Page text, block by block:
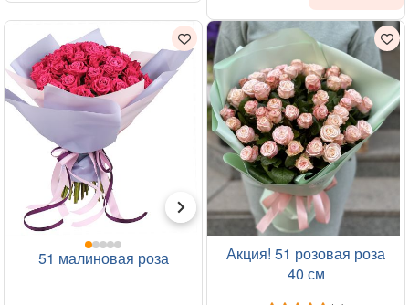
51 малиновая роза
Акция! 51 розовая роза
40 см